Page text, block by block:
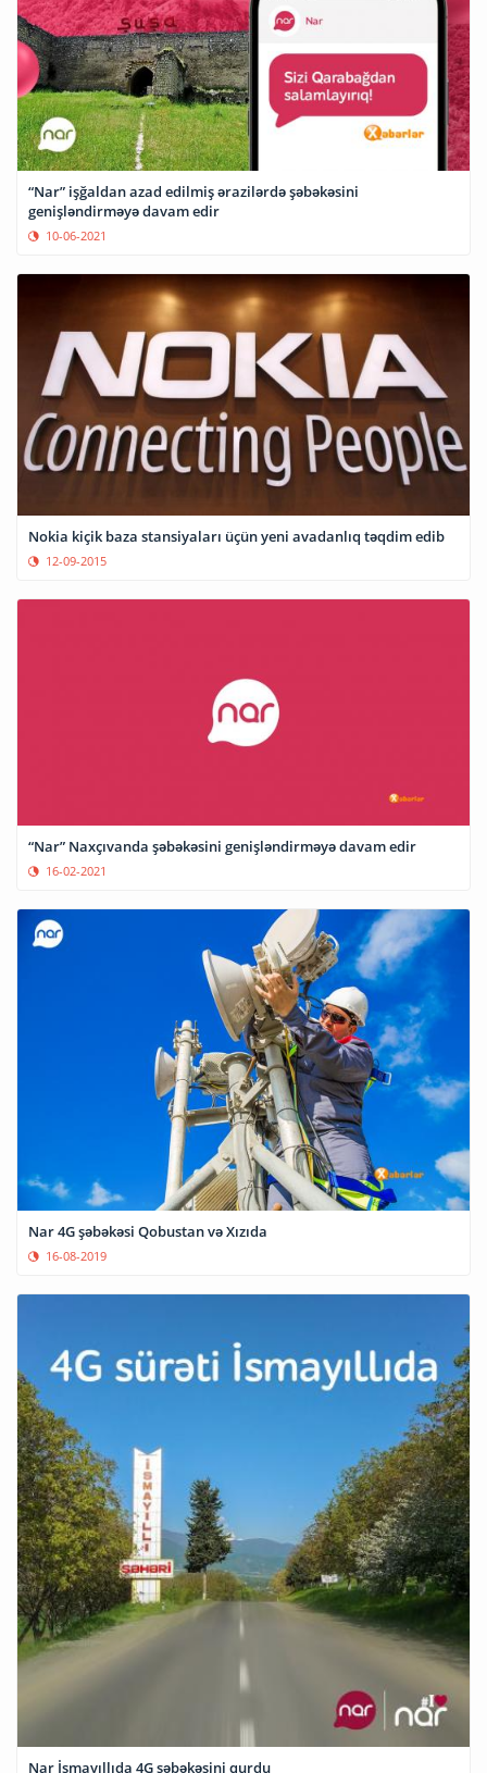
“Nar” işğaldan azad edilmiş ərazilərdə şəbəkəsini
genişləndirməyə davam edir
10-06-2021
Nokia kiçik baza stansiyaları üçün yeni avadanlıq təqdim edib
12-09-2015
“Nar” Naxçıvanda şəbəkəsini genişləndirməyə davam edir
16-02-2021
Nar 4G şəbəkəsi Qobustan və Xızıda
16-08-2019
Nar İsmayıllıda 4G şəbəkəsini qurdu